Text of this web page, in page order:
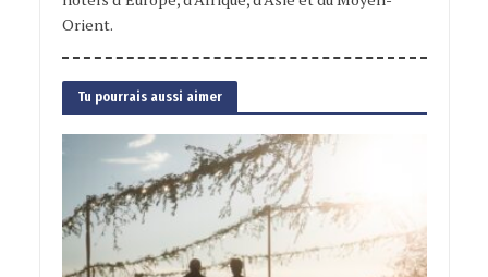
Orient.
Tu pourrais aussi aimer